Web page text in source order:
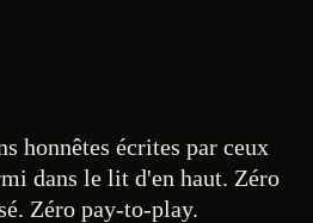
honnêtes écrites par ceux
dans le lit d'en haut. Zéro
Zéro pay-to-play.